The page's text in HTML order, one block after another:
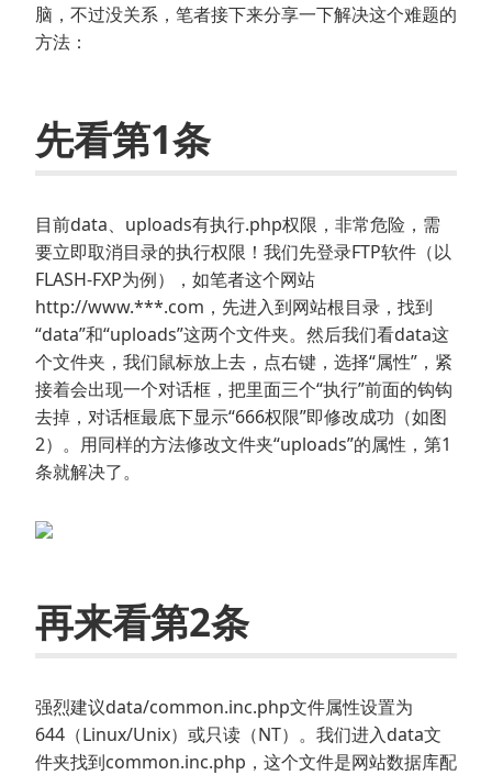
脑，不过没关系，笔者接下来分享一下解决这个难题的
方法：
先看第1条
目前data、uploads有执行.php权限，非常危险，需
要立即取消目录的执行权限！我们先登录FTP软件（以
FLASH-FXP为例），如笔者这个网站
http://www.***.com，先进入到网站根目录，找到
“data”和“uploads”这两个文件夹。然后我们看data这
个文件夹，我们鼠标放上去，点右键，选择“属性”，紧
接着会出现一个对话框，把里面三个“执行”前面的钩钩
去掉，对话框最底下显示“666权限”即修改成功（如图
2）。用同样的方法修改文件夹“uploads”的属性，第1
条就解决了。
再来看第2条
强烈建议data/common.inc.php文件属性设置为
644（Linux/Unix）或只读（NT）。我们进入data文
件夹找到common.inc.php，这个文件是网站数据库配